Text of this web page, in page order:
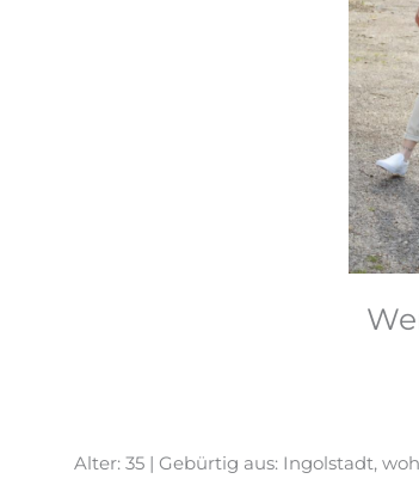
Alter: 35 | Gebürtig aus: Ingolstadt,